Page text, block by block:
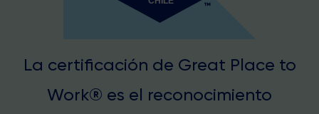
La certificación de Great Place to
Work® es el reconocimiento